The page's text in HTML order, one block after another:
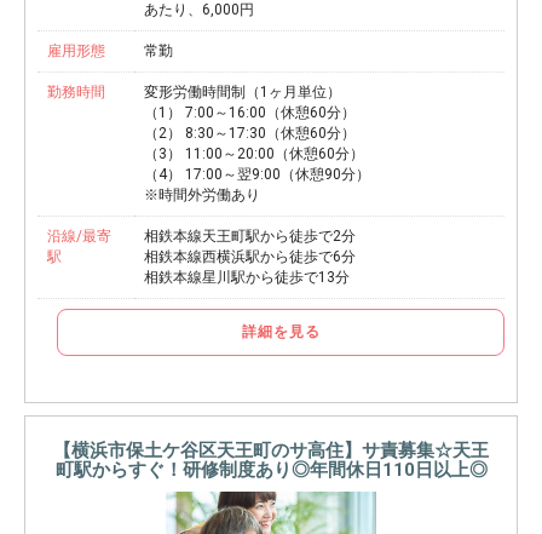
あたり、6,000円
雇用形態 常勤
勤務時間
変形労働時間制（1ヶ月単位）
（1） 7:00～16:00（休憩60分）
（2） 8:30～17:30（休憩60分）
（3） 11:00～20:00（休憩60分）
（4） 17:00～翌9:00（休憩90分）
※時間外労働あり
沿線/最寄
駅
相鉄本線天王町駅から徒歩で2分
相鉄本線西横浜駅から徒歩で6分
相鉄本線星川駅から徒歩で13分
詳細を見る
【横浜市保土ケ谷区天王町のサ高住】サ責募集☆天王
町駅からすぐ！研修制度あり◎年間休日110日以上◎